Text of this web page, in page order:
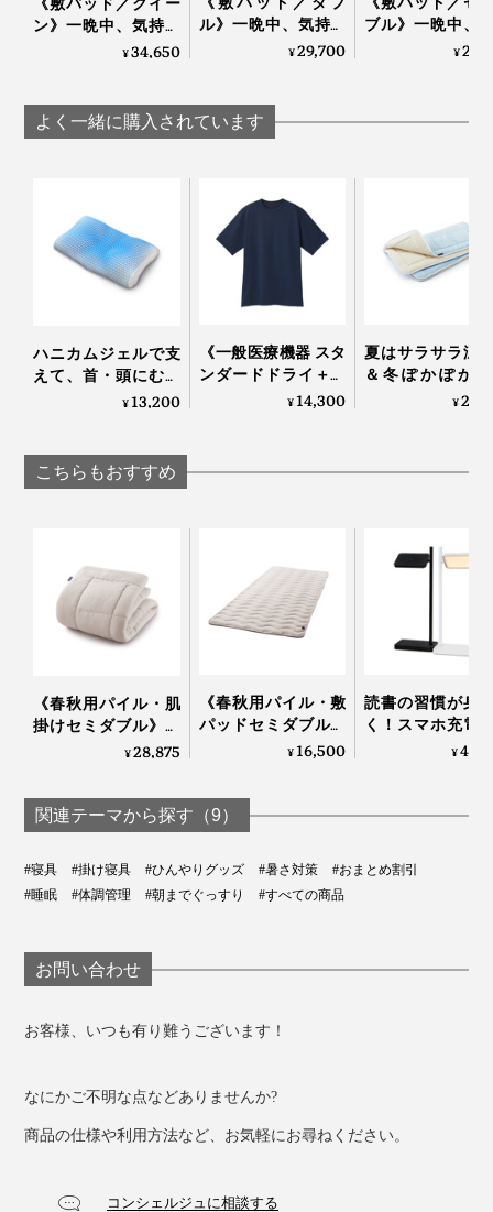
パラフィンワックスが、ため込んだ熱を少しずつ出し
す。
『The ICE 27』で、寝苦しかった夏に、さようなら！
写真は「掛布団／セミダブル」
『The ICE 27』の
といっしょに使うと、全身が
暑がりの家族に、体温調節が苦手な高齢のご両親に、結
婚や引越しの贈り物に、おすすめします。
『The ICE 27』は、まわりの温度によって、冷たさの感
じやすさが変わるので、クーラーで室温を適度に下げて
横になった瞬間から、ヒヤーッと冷たくて、汗ばみやす
体の熱がスーッと冷めていくのと同時に、眠気がおりて
かといって、体が冷えすぎることはなく、気持ちいいヒ
ンヤリ感。新感覚の「冷たい布団」、夏の必需品です。
ン》一晩中、気持ち
いいヒンヤリ感が続
団」｜The ICE 27
¥34,650
ル》一晩中、気持ち
いいヒンヤリ感が続
団」｜The ICE 27
¥29,700
ブル》一晩中、
ちいいヒンヤリ
¥
よく一緒に購入されています
ハニカムジェルで支
えて、首・頭にむに
ゅフィットする「ひ
¥13,200
《一般医療機器 スタ
ンダードドライ＋／
半袖トップス》サラ
¥14,300
夏はサラサラ涼
＆冬ぽかぽか
い、敷くだけ「
¥
こちらもおすすめ
《春秋用パイル・肌
掛けセミダブル》お
だやかな春の暖かさ…
ーパイルケット」｜
ZEPPINパイル
¥28,875
《春秋用パイル・敷
パッドセミダブル》
おだやかな春の暖か
カーパイルケット」
｜ZEPPINパイル
¥16,500
読書の習慣が身
く！スマホ充電
きる、ミニマル
¥
関連テーマから探す（9）
#寝具 #掛け寝具 #ひんやりグッズ #暑さ対策
#おまとめ割引
#睡眠
#体調管理 #朝までぐっすり #すべての商品
お問い合わせ
お客様、いつも有り難うございます！
なにかご不明な点などありませんか?
商品の仕様や利用方法など、お気軽にお尋ねください。
コンシェルジュに相談する